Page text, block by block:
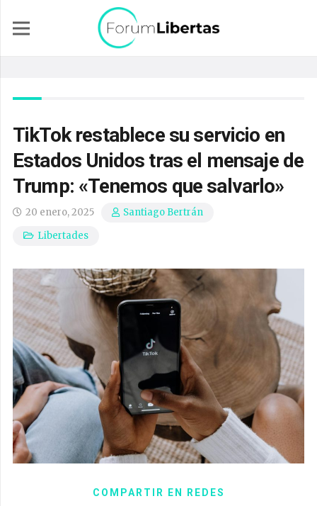
TikTok restablece su servicio en
Estados Unidos tras el mensaje de
Trump: «Tenemos que salvarlo»
20 enero, 2025
Santiago Bertrán
Libertades
COMPARTIR EN REDES